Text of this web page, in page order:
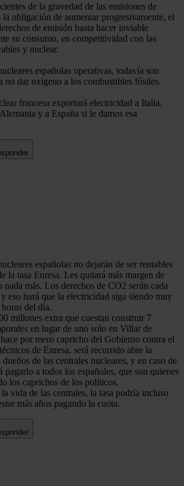
de la gravedad de las emisiones de
la obligación de aumentar progresivamente, el
de emisión hasta hacer inviable
su consumo, en competitividad con las
y nuclear.
españolas operativas, todavía son
no dar oxigeno a los combustibles fósiles.
francesa exportará electricidad a Italia,
y a España si le damos esa
españolas no dejarán de ser rentables
la tasa Enresa. Les quitará más margen de
nada más. Los derechos de CO2 serán cada
eso hará que la electricidad siga siendo muy
del día.
millones extra que cuestan construir 7
en lugar de uno solo en Villar de
hace por mero capricho del Gobierno contra el
de Enresa, será recurrido abre la
de las centrales nucleares, y en caso de
pagarlo a todos los españoles, que son quienes
los caprichos de los políticos.
la vida de las centrales, la tasa podría incluso
más años pagando la cuota.